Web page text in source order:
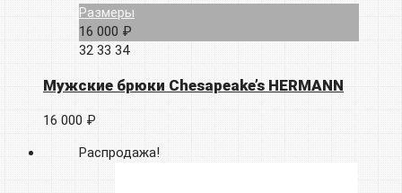
Размеры
16 000 ₽
32 33 34
Мужские брюки Chesapeake’s HERMANN
16 000 ₽
Распродажа!